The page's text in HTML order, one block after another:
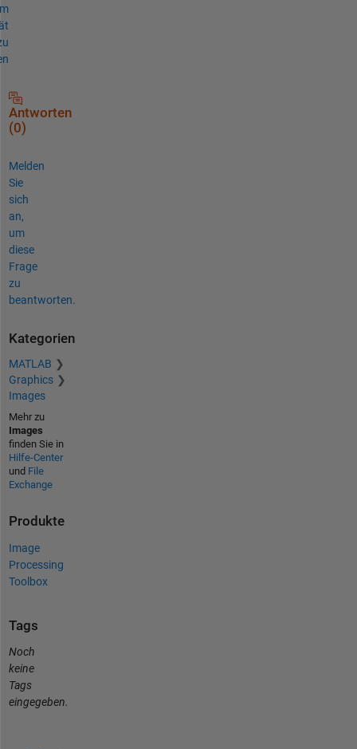
Antworten
(0)
Melden
Sie
sich
an,
um
diese
Frage
zu
beantworten.
Kategorien
MATLAB
Graphics
Images
Mehr zu
Images
finden Sie in
Hilfe-Center
und File
Exchange
Produkte
Image
Processing
Toolbox
Tags
Noch
keine
Tags
eingegeben.